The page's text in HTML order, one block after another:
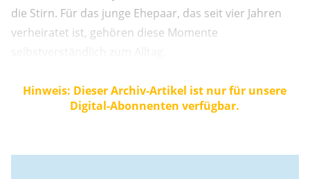
die Stirn. Für das junge Ehepaar, das seit vier Jahren
verheiratet ist, gehören diese Momente
Hinweis: Dieser Archiv-Artikel ist nur für unsere
Digital-Abonnenten verfügbar.